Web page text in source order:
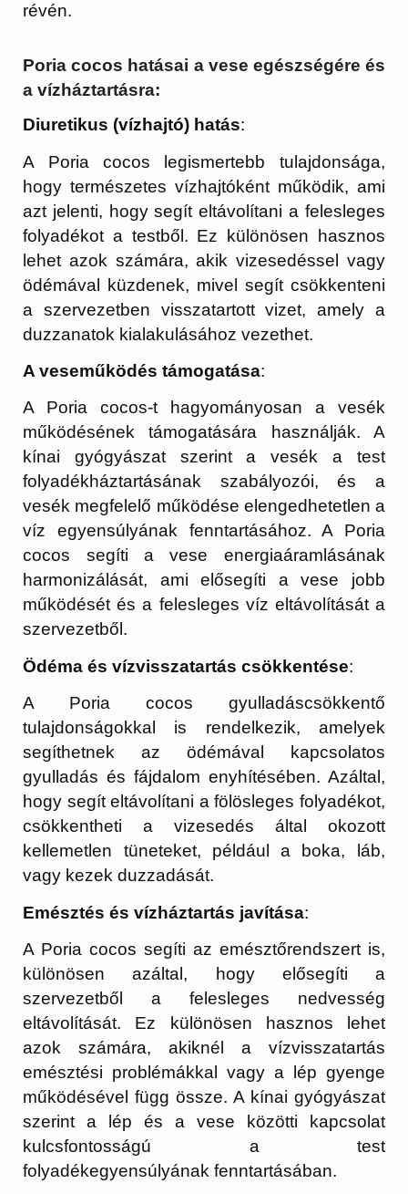
révén.
Poria cocos hatásai a vese egészségére és
a vízháztartásra:
Diuretikus (vízhajtó) hatás:
A Poria cocos legismertebb tulajdonsága,
hogy természetes vízhajtóként működik, ami
azt jelenti, hogy segít eltávolítani a felesleges
folyadékot a testből. Ez különösen hasznos
lehet azok számára, akik vizesedéssel vagy
ödémával küzdenek, mivel segít csökkenteni
a szervezetben visszatartott vizet, amely a
duzzanatok kialakulásához vezethet.
A veseműködés támogatása:
A Poria cocos-t hagyományosan a vesék
működésének támogatására használják. A
kínai gyógyászat szerint a vesék a test
folyadékháztartásának szabályozói, és a
vesék megfelelő működése elengedhetetlen a
víz egyensúlyának fenntartásához. A Poria
cocos segíti a vese energiaáramlásának
harmonizálását, ami elősegíti a vese jobb
működését és a felesleges víz eltávolítását a
szervezetből.
Ödéma és vízvisszatartás csökkentése:
A Poria cocos gyulladáscsökkentő
tulajdonságokkal is rendelkezik, amelyek
segíthetnek az ödémával kapcsolatos
gyulladás és fájdalom enyhítésében. Azáltal,
hogy segít eltávolítani a fölösleges folyadékot,
csökkentheti a vizesedés által okozott
kellemetlen tüneteket, például a boka, láb,
vagy kezek duzzadását.
Emésztés és vízháztartás javítása:
A Poria cocos segíti az emésztőrendszert is,
különösen azáltal, hogy elősegíti a
szervezetből a felesleges nedvesség
eltávolítását. Ez különösen hasznos lehet
azok számára, akiknél a vízvisszatartás
emésztési problémákkal vagy a lép gyenge
működésével függ össze. A kínai gyógyászat
szerint a lép és a vese közötti kapcsolat
kulcsfontosságú a test
folyadékegyensúlyának fenntartásában.